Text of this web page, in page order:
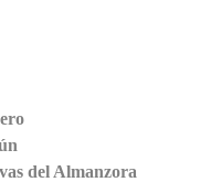
del Almanzora